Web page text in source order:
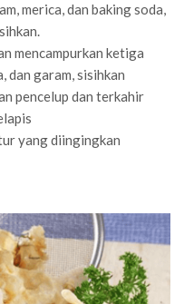
merica, dan baking soda,
mencampurkan ketiga
dan garam, sisihkan
pencelup dan terkahir
yang diingingkan